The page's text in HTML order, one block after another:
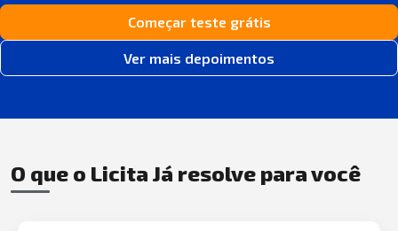
Começar teste grátis
Ver mais depoimentos
O que o Licita Já resolve para você